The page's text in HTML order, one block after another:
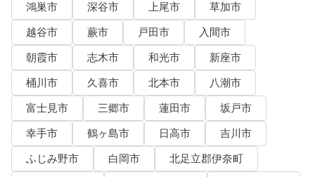
鴻巣市
深谷市 上尾市
草加市
越谷市
蕨市 戸田市
入間市
朝霞市
志木市 和光市
新座市
桶川市
久喜市 北本市
八潮市
富士見市
三郷市 蓮田市
坂戸市
幸手市
鶴ヶ島市 日高市
吉川市
ふじみ野市
白岡市
北足立郡伊奈町